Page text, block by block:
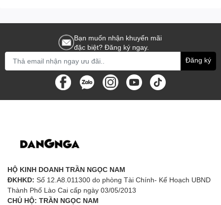
Bạn muốn nhận khuyến mãi
đặc biệt? Đăng ký ngay.
Đăng ký
HỘ KINH DOANH TRẦN NGỌC NAM
ĐKHKD: Số 12.A8.011300 do phòng Tài Chính- Kế Hoạch UBND
Thành Phố Lào Cai cấp ngày 03/05/2013
CHỦ HỘ: TRẦN NGỌC NAM